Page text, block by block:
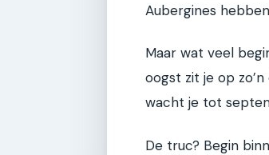
Aubergines
Maar wat veel
oogst zit je op
wacht je tot
De truc? Begin